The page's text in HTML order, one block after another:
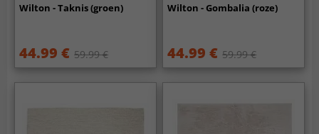
Wilton - Taknis (groen)
44.99 € 59.99 €
Wilton - Gombalia (roze)
44.99 € 59.99 €